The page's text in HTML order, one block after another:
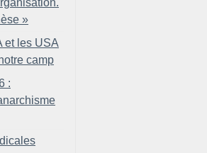
»
et les USA
camp
: